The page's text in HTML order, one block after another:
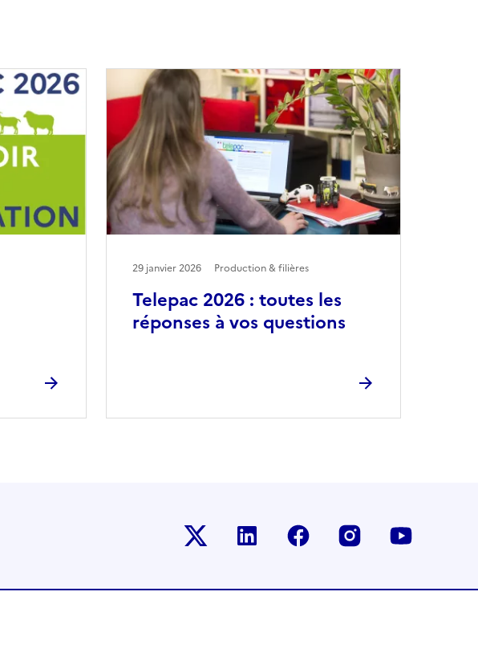
Telepac 2026 : toutes les
réponses à vos questions
29 janvier 2026 Production & filières
Le ministère sur Twitter
Le ministère sur LinkedIn
Le ministère sur
Le ministère